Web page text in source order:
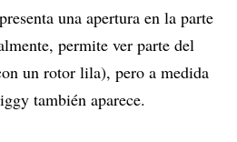
presenta una apertura en la parte
permite ver parte del
un rotor lila), pero a medida
también aparece.